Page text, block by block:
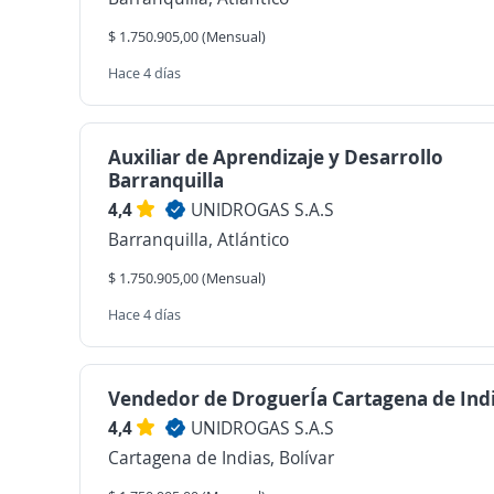
$ 1.750.905,00 (Mensual)
Hace 4 días
Auxiliar de Aprendizaje y Desarrollo
Barranquilla
4,4
UNIDROGAS S.A.S
Barranquilla, Atlántico
$ 1.750.905,00 (Mensual)
Hace 4 días
Vendedor de DroguerÍa Cartagena de
4,4
UNIDROGAS S.A.S
Cartagena de Indias, Bolívar